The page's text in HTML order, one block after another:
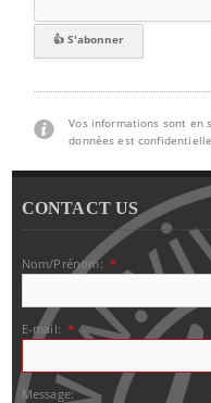
Vos informations sont en
données est
CONTACT US
Nom/Prénom: *
E-mail: *
Message: